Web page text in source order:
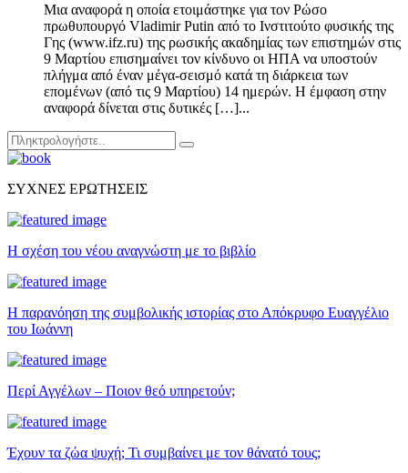
Μια αναφορά η οποία ετοιμάστηκε για τον Ρώσο
πρωθυπουργό Vladimir Putin από το Ινστιτούτο φυσικής της
Γης (www.ifz.ru) της ρωσικής ακαδημίας των επιστημών στις
9 Μαρτίου επισημαίνει τον κίνδυνο οι ΗΠΑ να υποστούν
πλήγμα από έναν μέγα-σεισμό κατά τη διάρκεια των
επομένων (από τις 9 Μαρτίου) 14 ημερών. Η έμφαση στην
αναφορά δίνεται στις δυτικές […]...
Search
for:
Αναζήτηση
ΣΥΧΝΕΣ ΕΡΩΤΗΣΕΙΣ
Η σχέση του νέου αναγνώστη με το βιβλίο
Η παρανόηση της συμβολικής ιστορίας στο Απόκρυφο Ευαγγέλιο
του Ιωάννη
Περί Αγγέλων – Ποιον θεό υπηρετούν;
Έχουν τα ζώα ψυχή; Τι συμβαίνει με τον θάνατό τους;